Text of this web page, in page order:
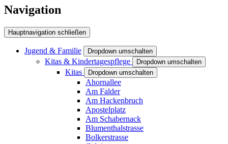
Navigation
Hauptnavigation schließen
Jugend & Familie Dropdown umschalten
Kitas & Kindertagespflege Dropdown umschalten
Kitas Dropdown umschalten
Ahornallee
Am Falder
Am Hackenbruch
Apostelplatz
Am Schabernack
Blumenthalstrasse
Bolkerstrasse